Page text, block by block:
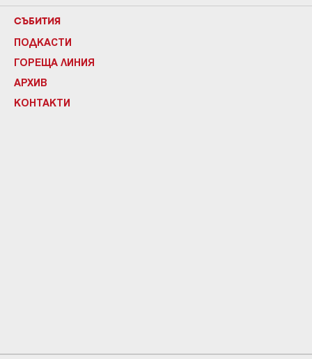
СЪБИТИЯ
ПОДКАСТИ
ГОРЕЩА ЛИНИЯ
АРХИВ
КОНТАКТИ